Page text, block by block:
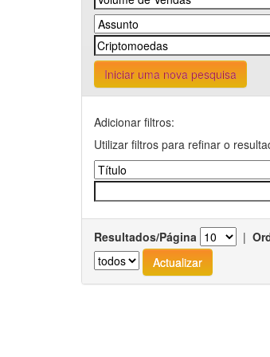
Iniciar uma nova pesquisa
Adicionar filtros:
Utilizar filtros para refinar o
Resultados/Página |